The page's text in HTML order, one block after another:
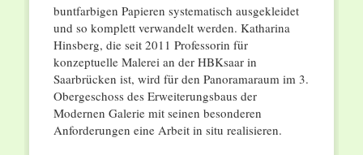
buntfarbigen Papieren systematisch ausgekleidet
und so komplett verwandelt werden. Katharina
Hinsberg, die seit 2011 Professorin für
konzeptuelle Malerei an der HBKsaar in
Saarbrücken ist, wird für den Panoramaraum im 3.
Obergeschoss des Erweiterungsbaus der
Modernen Galerie mit seinen besonderen
Anforderungen eine Arbeit in situ realisieren.